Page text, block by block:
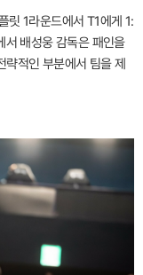
1라운드에서 T1에게 1:
서 배성웅 감독은 패인을
적인 부분에서 팀을 제